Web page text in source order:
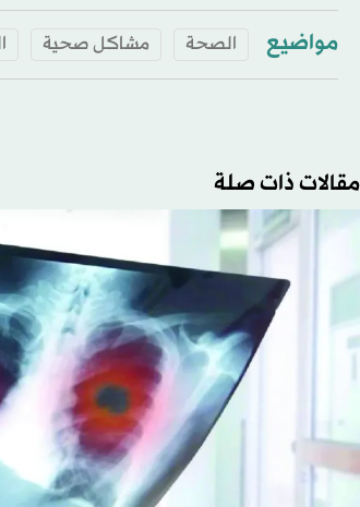
مواضيع الصحة مشاكل صحية
مقالات ذات صلة